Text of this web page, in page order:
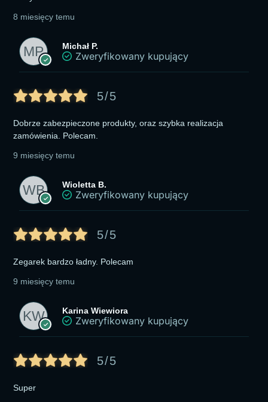
8 miesięcy temu
Michał P.
Zweryfikowany kupujący
5/5
Dobrze zabezpieczone produkty, oraz szybka realizacja
zamówienia. Polecam.
9 miesięcy temu
Wioletta B.
Zweryfikowany kupujący
5/5
Zegarek bardzo ładny. Polecam
9 miesięcy temu
Karina Wiewiora
Zweryfikowany kupujący
5/5
Super